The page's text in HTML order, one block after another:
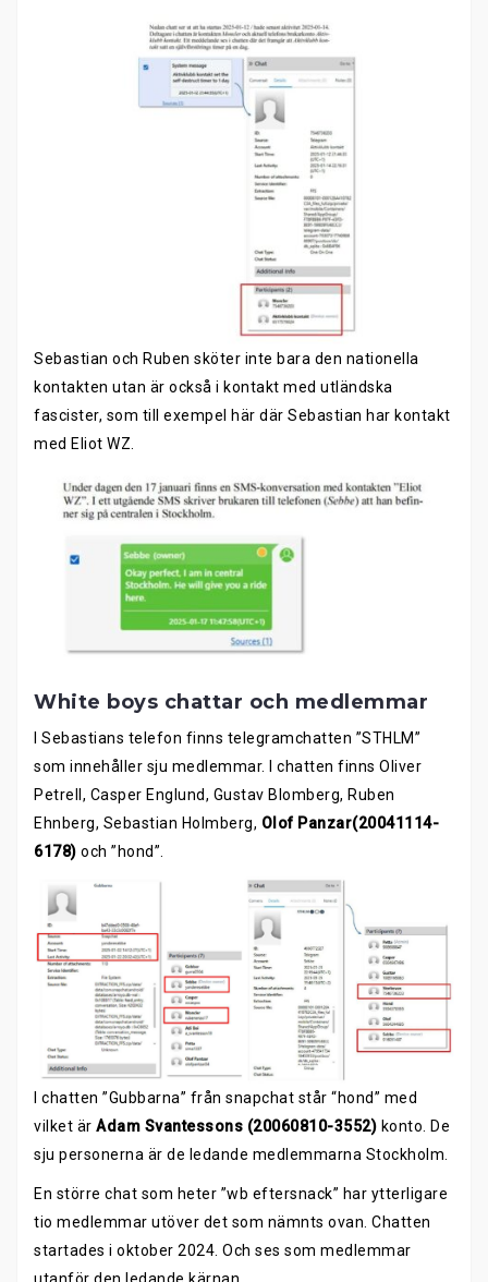
Sebastian och Ruben sköter inte bara den nationella
kontakten utan är också i kontakt med utländska
fascister, som till exempel här där Sebastian har kontakt
med Eliot WZ.
White boys chattar och medlemmar
I Sebastians telefon finns telegramchatten ”STHLM”
som innehåller sju medlemmar. I chatten finns Oliver
Petrell, Casper Englund, Gustav Blomberg, Ruben
Ehnberg, Sebastian Holmberg, Olof Panzar(20041114-
6178) och ”hond”.
I chatten ”Gubbarna” från snapchat står “hond” med
vilket är Adam Svantessons (20060810-3552) konto. De
sju personerna är de ledande medlemmarna Stockholm.
En större chat som heter ”wb eftersnack” har ytterligare
tio medlemmar utöver det som nämnts ovan. Chatten
startades i oktober 2024. Och ses som medlemmar